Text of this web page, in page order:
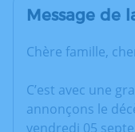
Message de
Chère famille,
C’est avec une
annonçons le
vendredi 05